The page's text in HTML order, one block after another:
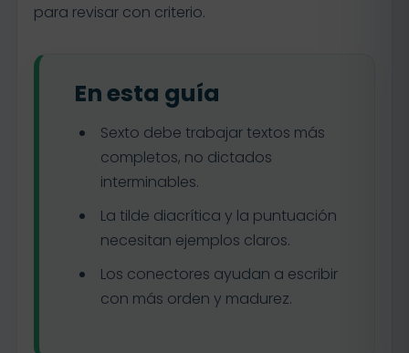
para revisar con criterio.
En esta guía
Sexto debe trabajar textos más
completos, no dictados
interminables.
La tilde diacrítica y la puntuación
necesitan ejemplos claros.
Los conectores ayudan a escribir
con más orden y madurez.